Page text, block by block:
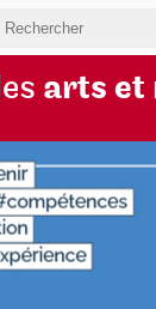
arts et